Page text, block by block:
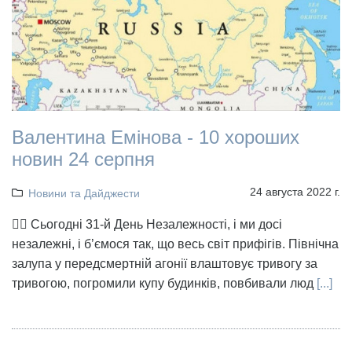
Валентина Емінова - 10 хороших
новин 24 серпня
Новини та Дайджести 24 августа 2022 г.
👉🏻 Сьогодні 31-й День Незалежності, і ми досі
незалежні, і б’ємося так, що весь світ прифігів. Північна
залупа у передсмертній агонії влаштовує тривогу за
тривогою, погромили купу будинків, повбивали люд [...]